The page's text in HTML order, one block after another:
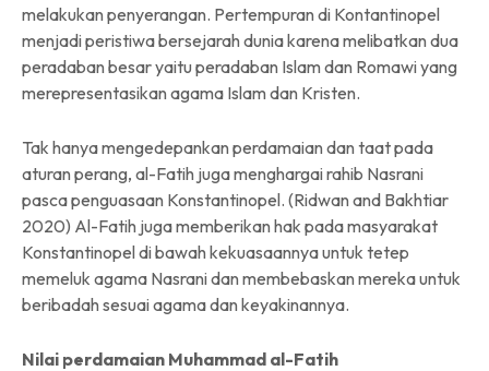
melakukan penyerangan. Pertempuran di Kontantinopel
menjadi peristiwa bersejarah dunia karena melibatkan dua
peradaban besar yaitu peradaban Islam dan Romawi yang
merepresentasikan agama Islam dan Kristen.
Tak hanya mengedepankan perdamaian dan taat pada
aturan perang, al-Fatih juga menghargai rahib Nasrani
pasca penguasaan Konstantinopel. (Ridwan and Bakhtiar
2020) Al-Fatih juga memberikan hak pada masyarakat
Konstantinopel di bawah kekuasaannya untuk tetep
memeluk agama Nasrani dan membebaskan mereka untuk
beribadah sesuai agama dan keyakinannya.
Nilai perdamaian Muhammad al-Fatih